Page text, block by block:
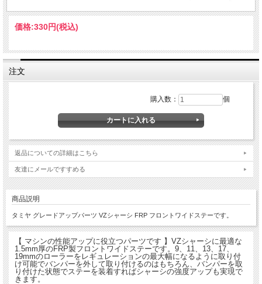
価格:330円(税込)
注文
購入数： 個
返品についての詳細はこちら
友達にメールですすめる
商品説明
タミヤ グレードアップパーツ VZシャーシ FRP フロントワイドステーです。
【 マシンの性能アップに役立つパーツです 】VZシャーシに最適な
1.5mm厚のFRP製フロントワイドステーです。9、11、13、17、
19mmのローラーをレギュレーションの最大幅になるように取り付
け可能でバンパーを外して取り付けるのはもちろん、バンパーを取
り付けた状態でステーを装着すればシャーシの強度アップも実現で
きます。